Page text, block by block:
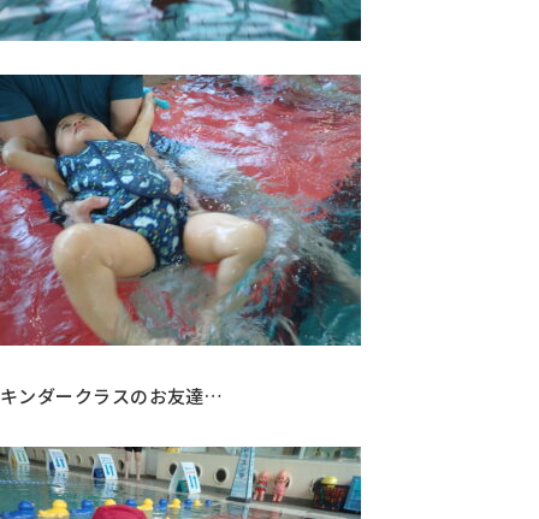
キンダークラスのお友達…